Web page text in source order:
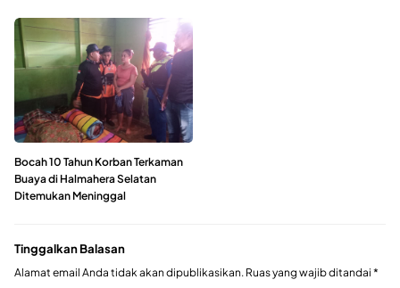
Bocah 10 Tahun Korban Terkaman
Buaya di Halmahera Selatan
Ditemukan Meninggal
Tinggalkan Balasan
Alamat email Anda tidak akan dipublikasikan. Ruas yang wajib ditandai *